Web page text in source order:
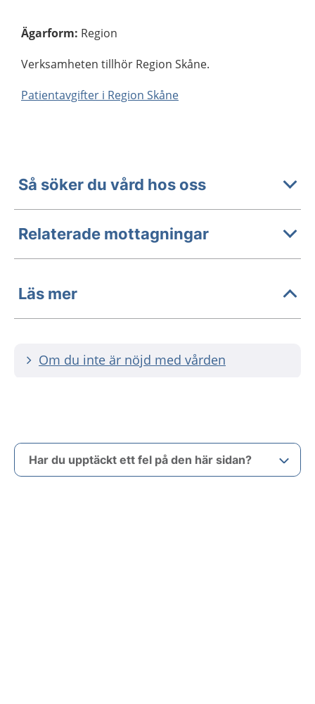
Ägarform: Region
Verksamheten tillhör Region Skåne.
Patientavgifter i Region Skåne
Så söker du vård hos oss
Relaterade mottagningar
Läs mer
Om du inte är nöjd med vården
Har du upptäckt ett fel på den här sidan?